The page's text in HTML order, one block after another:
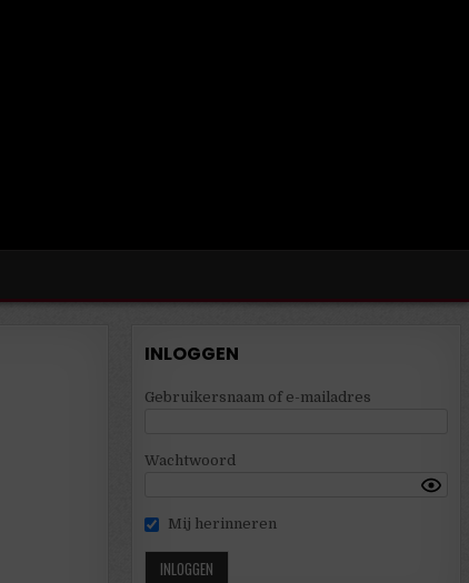
INLOGGEN
Gebruikersnaam of e-mailadres
Wachtwoord
Mij herinneren